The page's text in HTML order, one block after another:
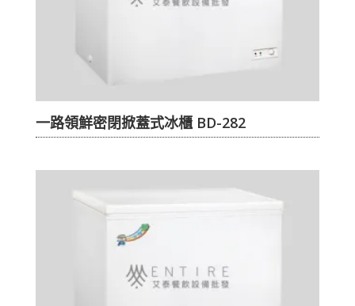
一路領鮮密閉掀蓋式冰櫃 BD-282